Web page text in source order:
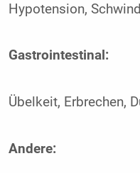
Hypotension,
Gastrointestinal:
Übelkeit, Erbrechen,
Andere: